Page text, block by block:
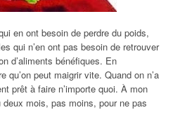
en ont besoin de perdre du poids,
qui n’en ont pas besoin de retrouver
d’aliments bénéfiques. En
qu’on peut maigrir vite. Quand on n’a
prêt à faire n’importe quoi. À mon
mois, pas moins, pour ne pas